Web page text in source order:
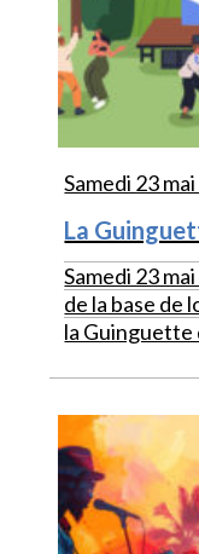
Samedi 23
La
Samedi 23
de la base de
la